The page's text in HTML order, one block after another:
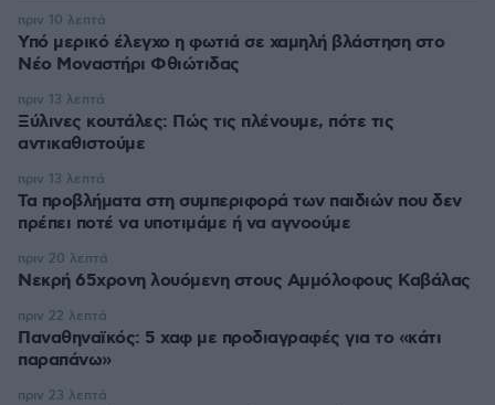
Υπό μερικό έλεγχο η φωτιά σε χαμηλή βλάστηση στο
Νέο Μοναστήρι Φθιώτιδας
πριν 10 λεπτά
Ξύλινες κουτάλες: Πώς τις πλένουμε, πότε τις
αντικαθιστούμε
πριν 13 λεπτά
Τα προβλήματα στη συμπεριφορά των παιδιών που δεν
πρέπει ποτέ να υποτιμάμε ή να αγνοούμε
πριν 13 λεπτά
Νεκρή 65χρονη λουόμενη στους Αμμόλοφους Καβάλας
πριν 20 λεπτά
Παναθηναϊκός: 5 χαφ με προδιαγραφές για το «κάτι
παραπάνω»
πριν 22 λεπτά
πριν 23 λεπτά